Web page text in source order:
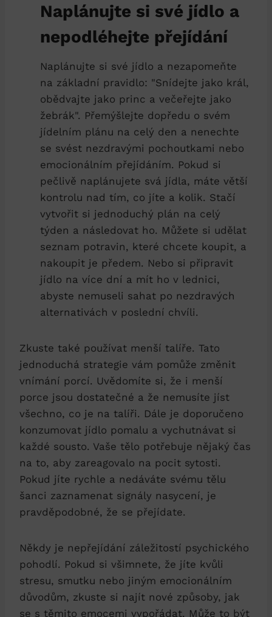
Naplánujte si své jídlo a
nepodléhejte přejídání
Naplánujte si své ⁤jídlo a nezapomeňte
na základní ⁢pravidlo: "Snídejte jako‌ král,
obědvajte jako princ a večeřejte jako
žebrák". Přemýšlejte dopředu o svém
jídelním plánu​ na celý den a nenechte
se svést nezdravými pochoutkami nebo⁢
emocionálním přejídáním. Pokud​ si
pečlivě naplánujete svá jídla,⁤ máte větší
kontrolu nad‌ tím, ⁤co jíte a kolik. Stačí
vytvořit si jednoduchý plán na celý
týden a následovat ‍ho. Můžete si⁢ udělat
seznam potravin, ⁣které chcete koupit, a
nakoupit je předem. Nebo si připravit
jídlo na více dní a mít ho v lednici,
⁢abyste nemuseli sahat po nezdravých
alternativách v poslední chvíli.
Zkuste také⁢ používat menší ⁤talíře. Tato
jednoduchá strategie vám pomůže změnit
vnímání porcí. ‍Uvědomíte si, že i menší
⁢porce jsou dostatečné a že nemusíte jíst
všechno, co je na talíři. Dále je doporučeno
konzumovat jídlo pomalu a vychutnávat si
každé sousto.⁤ Vaše tělo potřebuje nějaký ‌čas
na to, aby zareagovalo na pocit sytosti.⁢
Pokud jíte rychle a nedáváte svému tělu
šanci zaznamenat signály nasycení, je
pravděpodobné, že se přejídate.
Někdy ⁢je nepřejídání záležitostí psychického
pohodlí. Pokud si všimnete, že jíte ⁤kvůli
stresu, smutku nebo jiným emocionálním
⁢důvodům, zkuste si najít nové způsoby, jak‍
se s těmito emocemi vypořádat. Může to‌ být